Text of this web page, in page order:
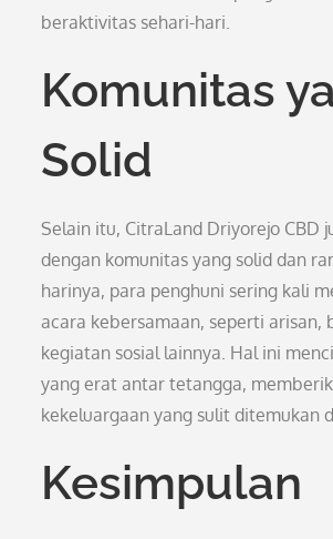
beraktivitas sehari-hari.
Komunitas
Solid
Selain itu, CitraLand Driyorejo CBD
dengan komunitas yang solid dan
harinya, para penghuni sering kali
acara kebersamaan, seperti arisan,
kegiatan sosial lainnya. Hal ini
yang erat antar tetangga,
kekeluargaan yang sulit ditemukan
Kesimpulan